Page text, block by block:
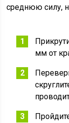
среднюю силу,
мм от